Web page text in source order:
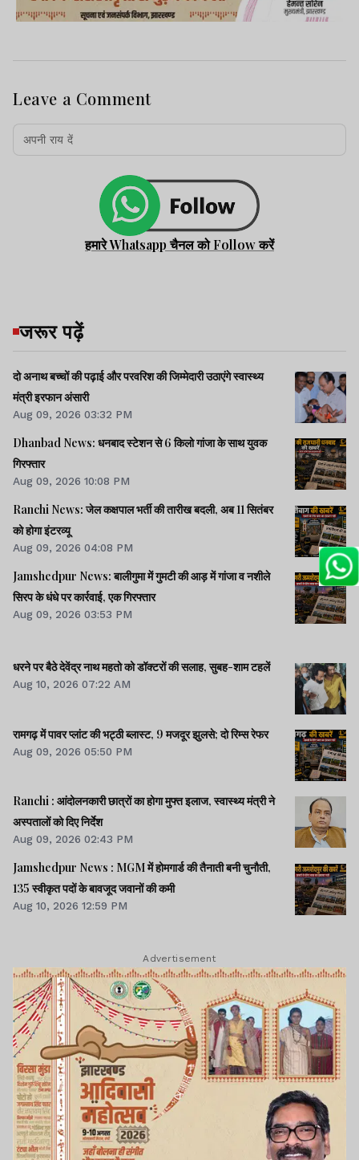
Leave a Comment
हमारे Whatsapp चैनल को Follow करें
जरूर पढ़ें
दो अनाथ बच्चों की पढ़ाई और परवरिश की जिम्मेदारी उठाएंगे स्वास्थ्य
मंत्री इरफान अंसारी
Aug 09, 2026 03:32 PM
Dhanbad News: धनबाद स्टेशन से 6 किलो गांजा के साथ युवक
गिरफ्तार
Aug 09, 2026 10:08 PM
Ranchi News: जेल कक्षपाल भर्ती की तारीख बदली, अब 11 सितंबर
को होगा इंटरव्यू
Aug 09, 2026 04:08 PM
Jamshedpur News: बालीगुमा में गुमटी की आड़ में गांजा व नशीले
सिरप के धंधे पर कार्रवाई, एक गिरफ्तार
Aug 09, 2026 03:53 PM
धरने पर बैठे देवेंद्र नाथ महतो को डॉक्टरों की सलाह, सुबह-शाम टहलें
Aug 10, 2026 07:22 AM
रामगढ़ में पावर प्लांट की भट्ठी ब्लास्ट, 9 मजदूर झुलसे; दो रिम्स रेफर
Aug 09, 2026 05:50 PM
Ranchi : आंदोलनकारी छात्रों का होगा मुफ्त इलाज, स्वास्थ्य मंत्री ने
अस्पतालों को दिए निर्देश
Aug 09, 2026 02:43 PM
Jamshedpur News : MGM में होमगार्ड की तैनाती बनी चुनौती,
135 स्वीकृत पदों के बावजूद जवानों की कमी
Aug 10, 2026 12:59 PM
Advertisement